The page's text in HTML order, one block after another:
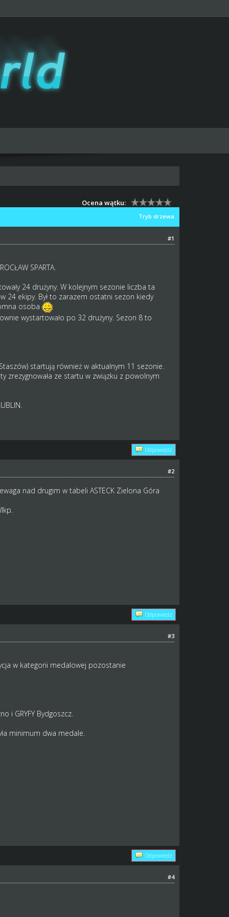
Ocena wątku:
Tryb drzewa
#1
SPARTA.
24 drużyny. W kolejnym sezonie liczba ta
24 ekipy. Był to zarazem ostatni sezon kiedy
osoba
wystartowało po 32 drużyny. Sezon 8 to
startują również w aktualnym 11 sezonie.
zrezygnowała ze startu w związku z powolnym
Odpowiedz
#2
nad drugim w tabeli ASTECK Zielona Góra
Odpowiedz
#3
w kategorii medalowej pozostanie
i GRYFY Bydgoszcz.
minimum dwa medale.
Odpowiedz
#4